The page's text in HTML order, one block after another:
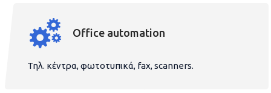
Office automation
Τηλ. κέντρα, φωτοτυπικά, fax, scanners.